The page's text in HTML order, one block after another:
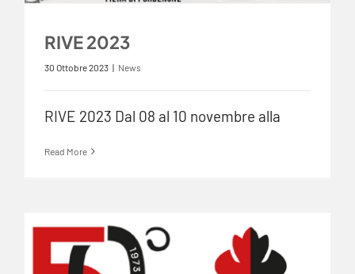
RIVE 2023
30 Ottobre 2023 | News
RIVE 2023 Dal 08 al 10 novembre alla
Read More